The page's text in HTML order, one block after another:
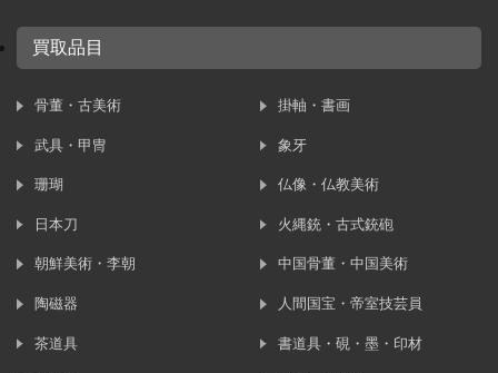
買取品目
骨董・古美術 掛軸・書画
武具・甲冑 象牙
珊瑚 仏像・仏教美術
日本刀 火縄銃・古式銃砲
朝鮮美術・李朝 中国骨董・中国美術
陶磁器 人間国宝・帝室技芸員
茶道具 書道具・硯・墨・印材